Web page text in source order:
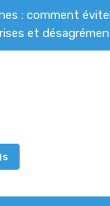
: comment
et